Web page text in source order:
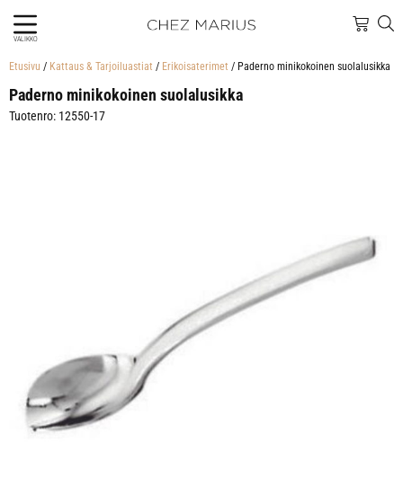
VALIKKO
Etusivu / Kattaus & Tarjoiluastiat / Erikoisaterimet / Paderno minikokoinen suolalusikka
Paderno minikokoinen suolalusikka
Tuotenro: 12550-17